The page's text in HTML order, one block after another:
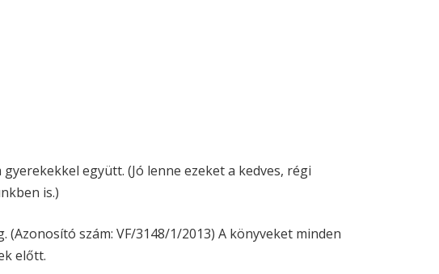
együtt. (Jó lenne ezeket a kedves, régi
is.)
szám: VF/3148/1/2013) A könyveket minden
előtt.